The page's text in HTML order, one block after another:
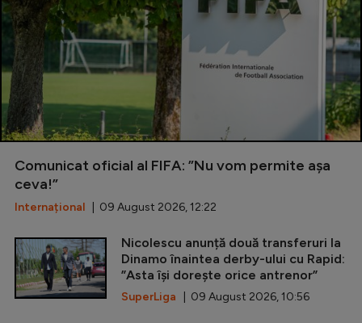
Comunicat oficial al FIFA: ”Nu vom permite așa
ceva!”
Internațional | 09 August 2026, 12:22
Nicolescu anunță două transferuri la
Dinamo înaintea derby-ului cu Rapid:
”Asta își dorește orice antrenor”
SuperLiga | 09 August 2026, 10:56